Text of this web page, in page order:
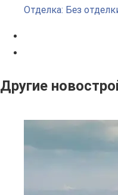
Отделка: Без
Другие